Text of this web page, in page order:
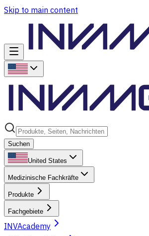
Skip to main content
Suchen
United States
Medizinische Fachkräfte
Produkte
Fachgebiete
INVAcademy